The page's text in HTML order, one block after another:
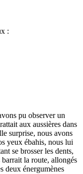
:
pu observer un
aux aussières dans
surprise, nous avons
yeux ébahis, nous lui
se brosser les dents,
la route, allongés
deux énergumènes